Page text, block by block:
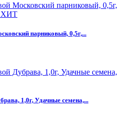
парниковый, 0,5г,...
1,0г, Удачные семена,...